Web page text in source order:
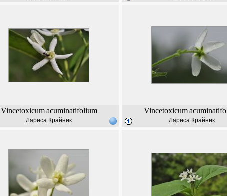
Vincetoxicum acuminatifolium
Лариса Крайник
Vincetoxicum
Лариса Крайник